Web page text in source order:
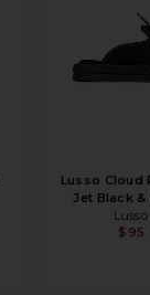
Lusso Cloud
Jet Black
$95